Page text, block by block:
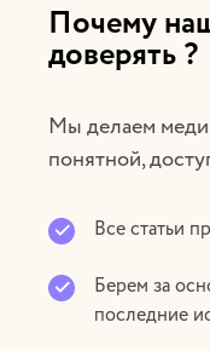
Почему
доверять ?
Мы делаем
понятной,
Все статьи
Берем за
последние